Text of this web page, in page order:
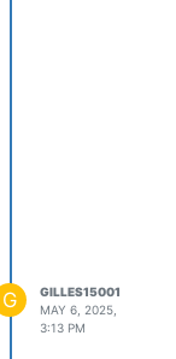
G
GILLES15001
MAY 6, 2025,
3:13 PM